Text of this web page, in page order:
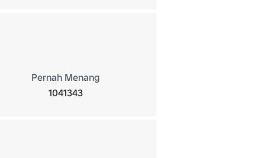
Pernah Menang
1041343